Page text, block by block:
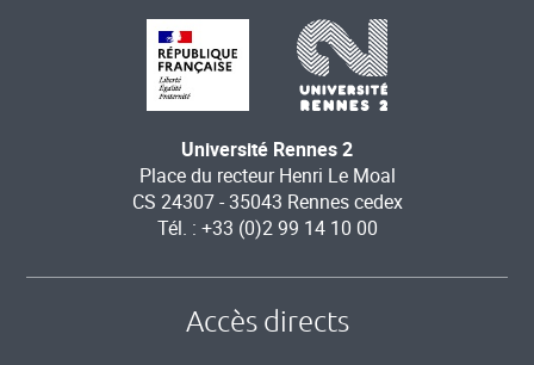
Université Rennes 2
Place du recteur Henri Le Moal
CS 24307 - 35043 Rennes cedex
Tél. : +33 (0)2 99 14 10 00
Accès directs